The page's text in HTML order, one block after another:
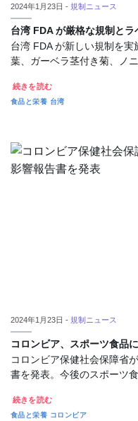
2024年1月23日 - 規制ニュース
台湾 FDA が厳格な規制とラ
台湾 FDA が新しい規制を
葉、ガーベラ茎付き菊、ノ
続きを読む
食品と栄養 台湾
2024年1月23日 - 規制ニュース
コロンビア、スポーツ食品
コロンビア保健社会保障省
書を発表。今後のスポーツ
続きを読む
食品と栄養 コロンビア